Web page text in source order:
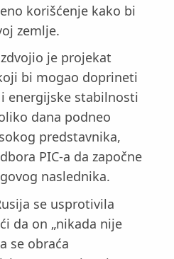
korišćenje kako bi
zemlje.
je projekat
bi mogao doprineti
energijske stabilnosti
dana podneo
predstavnika,
PIC-a da započne
naslednika.
se usprotivila
da on „nikada nije
se obraća